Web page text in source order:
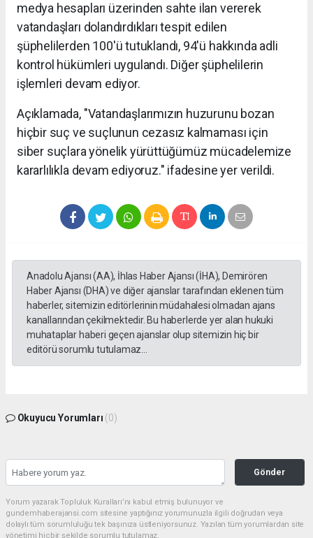
medya hesapları üzerinden sahte ilan vererek
vatandaşları dolandırdıkları tespit edilen
şüphelilerden 100'ü tutuklandı, 94'ü hakkında adli
kontrol hükümleri uygulandı. Diğer şüphelilerin
işlemleri devam ediyor.
Açıklamada, "Vatandaşlarımızın huzurunu bozan
hiçbir suç ve suçlunun cezasız kalmaması için
siber suçlara yönelik yürüttüğümüz mücadelemize
kararlılıkla devam ediyoruz." ifadesine yer verildi.
Anadolu Ajansı (AA), İhlas Haber Ajansı (İHA), Demirören
Haber Ajansı (DHA) ve diğer ajanslar tarafından eklenen tüm
haberler, sitemizin editörlerinin müdahalesi olmadan ajans
kanallarından çekilmektedir. Bu haberlerde yer alan hukuki
muhataplar haberi geçen ajanslar olup sitemizin hiç bir
editörü sorumlu tutulamaz...
Okuyucu Yorumları (0)
Gönder
Yorum yazarak Topluluk Kuralları’nı kabul etmiş bulunuyor ve
gundemhaberajansi.com sitesine yaptığınız yorumunuzla ilgili doğrudan veya
dolaylı tüm sorumluluğu tek başınıza üstleniyorsunuz. Yazılan tüm yorumlardan site
yönetimi hiçbir şekilde sorumlu tutulamaz.